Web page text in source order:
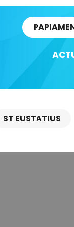
ST EUSTATIUS